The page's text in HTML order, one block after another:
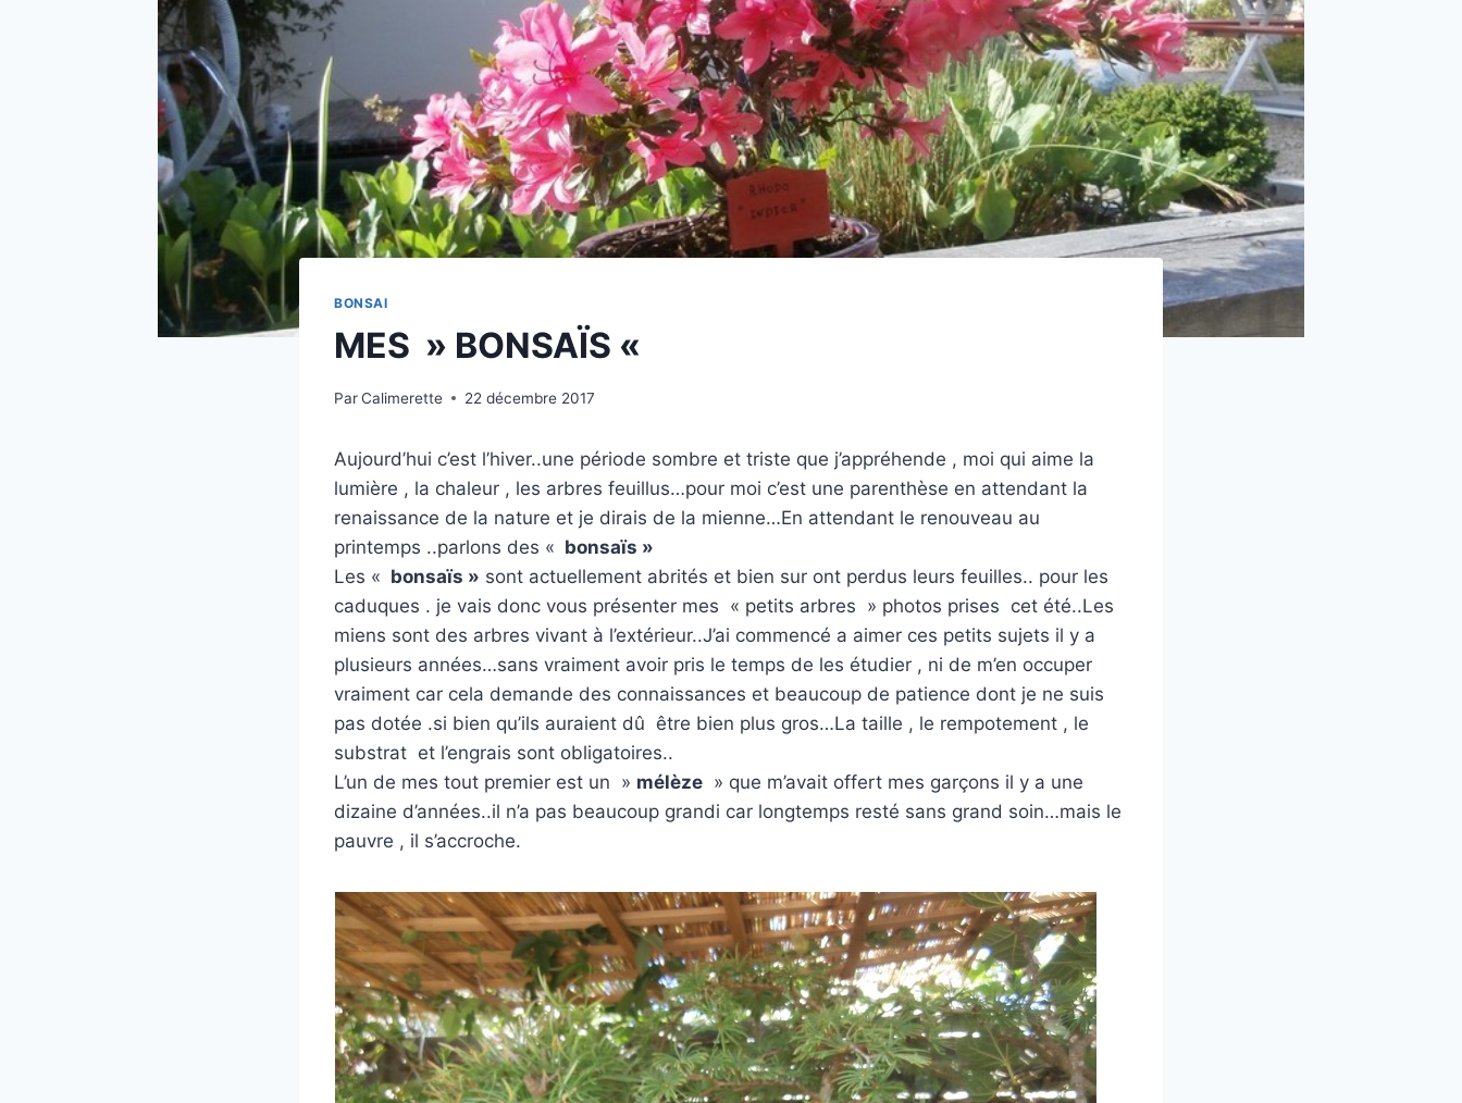
BONSAI
MES » BONSAÏS «
ParCalimerette 22 décembre 2017
Aujourd’hui c’est l’hiver..une période sombre et triste que j’appréhende , moi qui aime la
lumière , la chaleur , les arbres feuillus…pour moi c’est une parenthèse en attendant la
renaissance de la nature et je dirais de la mienne…En attendant le renouveau au
printemps ..parlons des « bonsaïs »
Les « bonsaïs » sont actuellement abrités et bien sur ont perdus leurs feuilles.. pour les
caduques . je vais donc vous présenter mes « petits arbres » photos prises cet été..Les
miens sont des arbres vivant à l’extérieur..J’ai commencé a aimer ces petits sujets il y a
plusieurs années…sans vraiment avoir pris le temps de les étudier , ni de m’en occuper
vraiment car cela demande des connaissances et beaucoup de patience dont je ne suis
pas dotée .si bien qu’ils auraient dû être bien plus gros…La taille , le rempotement , le
substrat et l’engrais sont obligatoires..
L’un de mes tout premier est un » mélèze » que m’avait offert mes garçons il y a une
dizaine d’années..il n’a pas beaucoup grandi car longtemps resté sans grand soin…mais le
pauvre , il s’accroche.